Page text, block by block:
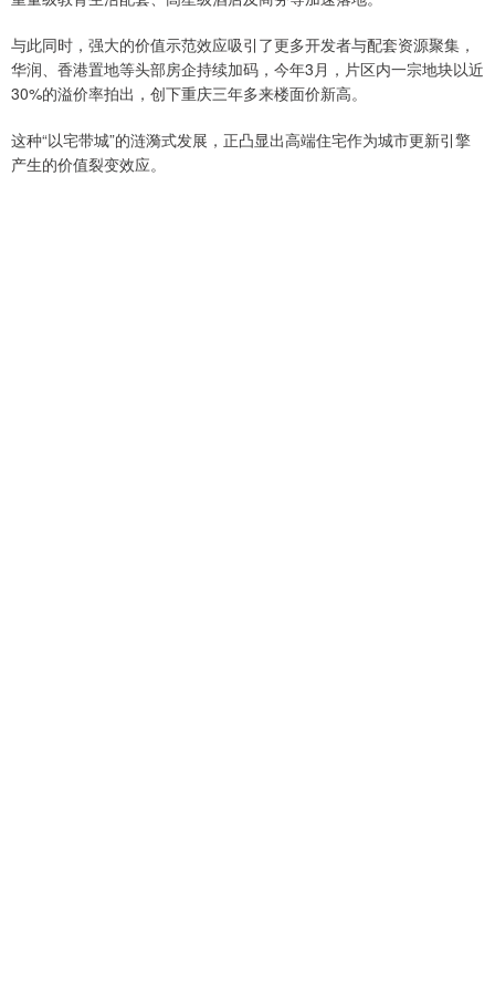
与此同时，强大的价值示范效应吸引了更多开发者与配套资源聚集，
华润、香港置地等头部房企持续加码，今年3月，片区内一宗地块以近
30%的溢价率拍出，创下重庆三年多来楼面价新高。
这种“以宅带城”的涟漪式发展，正凸显出高端住宅作为城市更新引擎
产生的价值裂变效应。